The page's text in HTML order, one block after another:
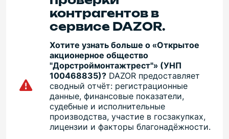
контрагентов в
сервисе DAZOR.
Хотите узнать больше о «Открытое
акционерное общество
"Дорстроймонтажтрест"» (УНП
100468835)? DAZOR предоставляет
сводный отчёт: регистрационные
данные, финансовые показатели,
судебные и исполнительные
производства, участие в госзакупках,
лицензии и факторы благонадёжности.